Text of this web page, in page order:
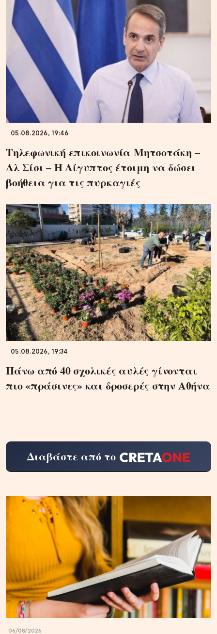
05.08.2026, 19:46
Τηλεφωνική επικοινωνία Μητσοτάκη –
Αλ Σίσι – Η Αίγυπτος έτοιμη να δώσει
βοήθεια για τις πυρκαγιές
05.08.2026, 19:34
Πάνω από 40 σχολικές αυλές γίνονται
πιο «πράσινες» και δροσερές στην Αθήνα
Διαβάστε από το
06/08/2026